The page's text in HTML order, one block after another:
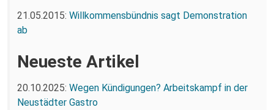
21.05.2015: Willkommensbündnis sagt Demonstration
ab
Neueste Artikel
20.10.2025: Wegen Kündigungen? Arbeitskampf in der
Neustädter Gastro